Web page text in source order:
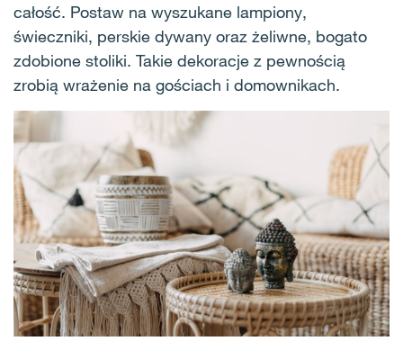
całość. Postaw na wyszukane lampiony,
świeczniki, perskie dywany oraz żeliwne, bogato
zdobione stoliki. Takie dekoracje z pewnością
zrobią wrażenie na gościach i domownikach.